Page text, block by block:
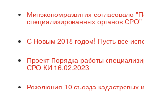
Минэкономразвития согласовало
специализированных органов СРО"
С Новым 2018 годом! Пусть все
Проект Порядка работы
СРО КИ 16.02.2023
Резолюция 10 съезда кадастровых